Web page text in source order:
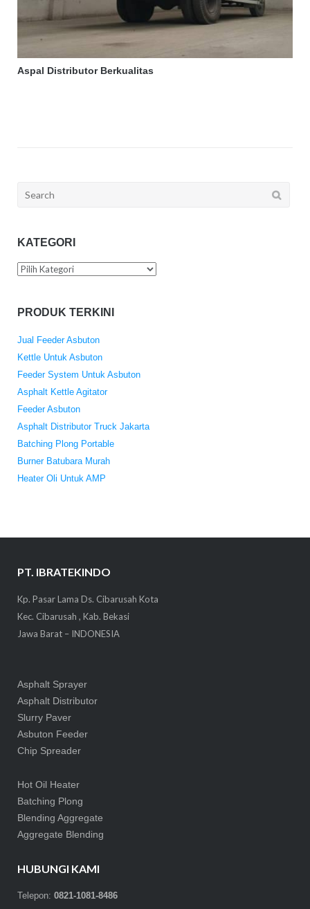
Aspal Distributor Berkualitas
Search
KATEGORI
Kategori
PRODUK TERKINI
Jual Feeder Asbuton
Kettle Untuk Asbuton
Feeder System Untuk Asbuton
Asphalt Kettle Agitator
Feeder Asbuton
Asphalt Distributor Truck Jakarta
Batching Plong Portable
Burner Batubara Murah
Heater Oli Untuk AMP
PT. IBRATEKINDO
Kp. Pasar Lama Ds. Cibarusah Kota
Kec. Cibarusah , Kab. Bekasi
Jawa Barat – INDONESIA
Asphalt Sprayer
Asphalt Distributor
Slurry Paver
Asbuton Feeder
Chip Spreader
Hot Oil Heater
Batching Plong
Blending Aggregate
Aggregate Blending
HUBUNGI KAMI
Telepon: 0821-1081-8486